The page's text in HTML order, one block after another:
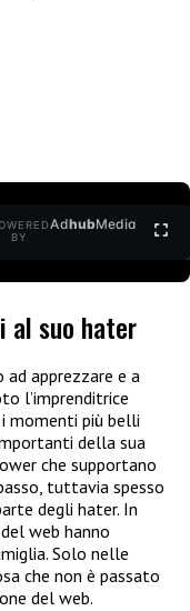
BY
AdhubMedia
al suo hater
apprezzare e a
l’imprenditrice
momenti più belli
della sua
che supportano
tuttavia spesso
degli hater. In
web hanno
Solo nelle
che non è passato
del web.